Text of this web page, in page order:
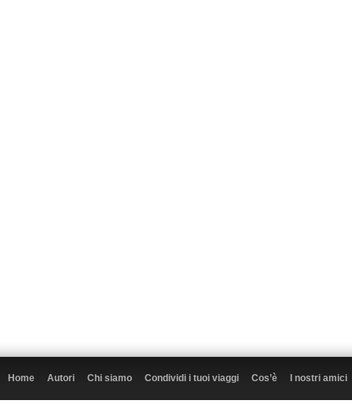
Home Autori Chi siamo Condividi i tuoi viaggi Cos’è I nostri amici